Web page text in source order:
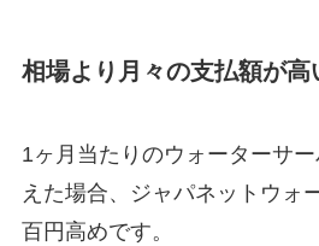
相場より月々の支払額が高
1ヶ月当たりのウォーターサ
えた場合、ジャパネットウォ
百円高めです。